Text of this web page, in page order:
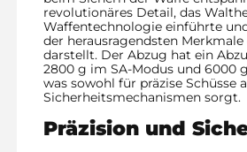
revolutionäres Detail, das
Waffentechnologie einführte
der herausragendsten Merkmale
darstellt. Der Abzug hat ein
2800 g im SA-Modus und 6000
was sowohl für präzise Schüsse
Sicherheitsmechanismen sorgt.
Präzision und